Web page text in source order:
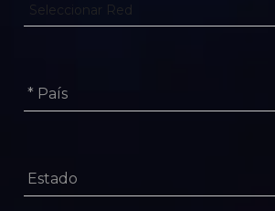
Seleccionar Red
* País
Estado